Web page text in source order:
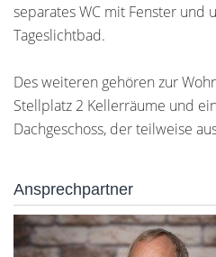
separates WC mit Fenster und
Tageslichtbad.
Des weiteren gehören zur
Stellplatz 2 Kellerräume und
Dachgeschoss, der teilweise
Ansprechpartner